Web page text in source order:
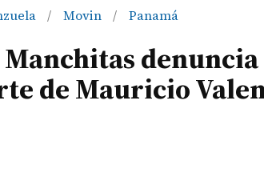
/ Movin / Panamá
de Mauricio